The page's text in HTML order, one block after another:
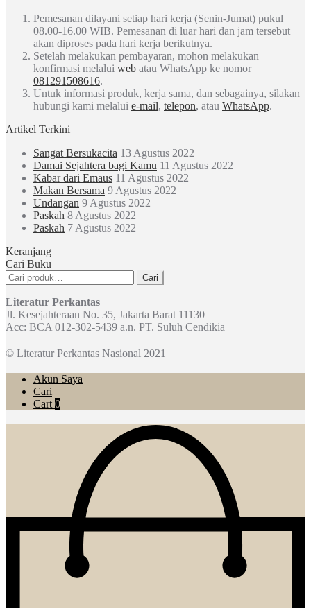
Pemesanan dilayani setiap hari kerja (Senin-Jumat) pukul
08.00-16.00 WIB. Pemesanan di luar hari dan jam tersebut
akan diproses pada hari kerja berikutnya.
Setelah melakukan pembayaran, mohon melakukan
konfirmasi melalui web atau WhatsApp ke nomor
081291508616.
Untuk informasi produk, kerja sama, dan sebagainya, silakan
hubungi kami melalui e-mail, telepon, atau WhatsApp.
Artikel Terkini
Sangat Bersukacita 13 Agustus 2022
Damai Sejahtera bagi Kamu 11 Agustus 2022
Kabar dari Emaus 11 Agustus 2022
Makan Bersama 9 Agustus 2022
Undangan 9 Agustus 2022
Paskah 8 Agustus 2022
Paskah 7 Agustus 2022
Keranjang
Cari Buku
Pencarian
untuk:
Cari
Literatur Perkantas
Jl. Kesejahteraan No. 35, Jakarta Barat 11130
Acc: BCA 012-302-5439 a.n. PT. Suluh Cendikia
© Literatur Perkantas Nasional 2021
Akun Saya
Cari
Cart 0